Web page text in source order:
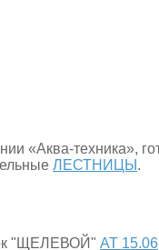
«Аква-техника»,
ЛЕСТНИЦЫ .
"ЩЕЛЕВОЙ" АТ